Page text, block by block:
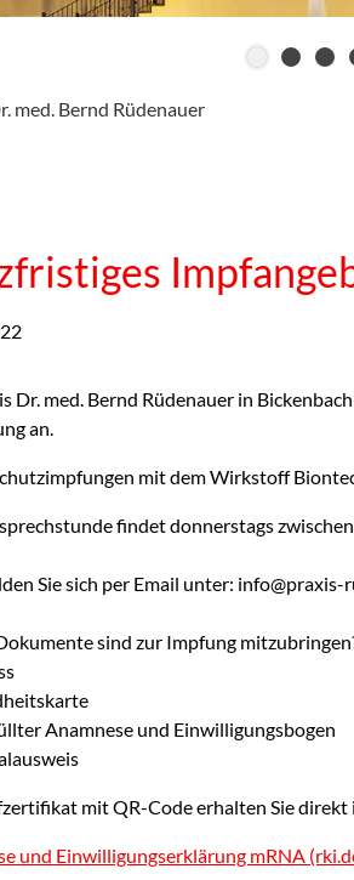
med. Bernd Rüdenauer
Dr. med. Bernd Rüdenauer in
an.
mit dem Wirkstoff
findet donnerstags
Sie sich per Email unter:
sind zur Impfung
Anamnese und Einwilligungsbogen
mit QR-Code erhalten Sie
und Einwilligungserklärung mRNA